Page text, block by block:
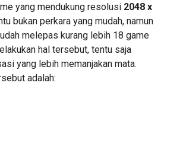
yang mendukung resolusi2048 x
bukan perkara yang mudah, namun
melepas kurang lebih 18 game
hal tersebut, tentu saja
yang lebih memanjakan mata.
adalah: